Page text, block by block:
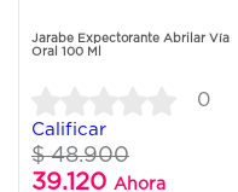
Jarabe Expectorante Abrilar Vía
Oral 100 Ml
0
Calificar
$ 48.900
39.120 Ahora